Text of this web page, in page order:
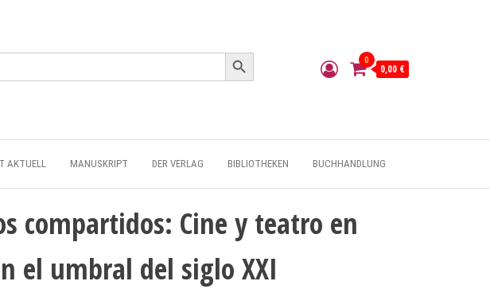
Search Button
0
0,00 €
AKTUELL MANUSKRIPT DER VERLAG BIBLIOTHEKEN BUCHHANDLUNG
compartidos: Cine y teatro en
el umbral del siglo XXI